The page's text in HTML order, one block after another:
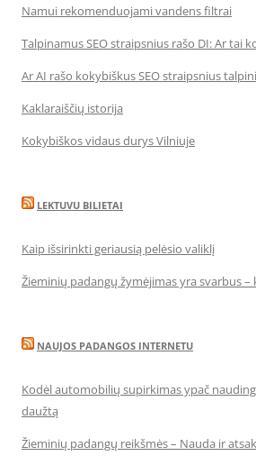
Namui rekomenduojami vandens filtrai
Talpinamus SEO straipsnius rašo DI: Ar tai
Ar AI rašo kokybiškus SEO straipsnius
Kaklaraiščių istorija
Kokybiškos vidaus durys Vilniuje
LEKTUVU BILIETAI
Kaip išsirinkti geriausią pelėsio valiklį
Žieminių padangų žymėjimas yra svarbus –
NAUJOS PADANGOS INTERNETU
Kodėl automobilių supirkimas ypač
daužtą
Žieminių padangų reikšmės – Nauda ir